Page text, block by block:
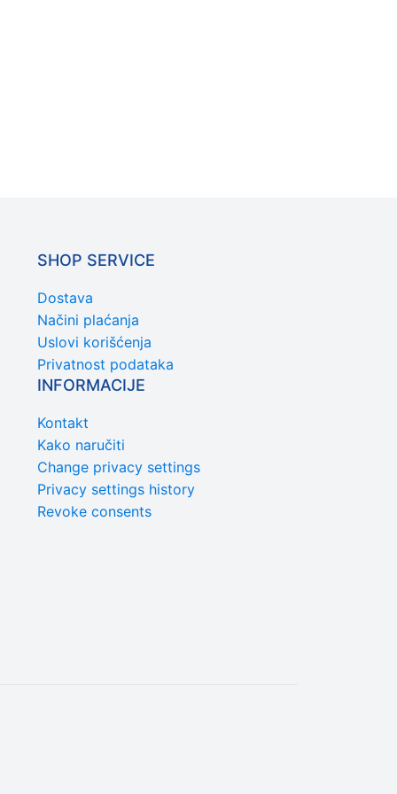
SHOP SERVICE
Dostava
Načini plaćanja
Uslovi korišćenja
Privatnost podataka
INFORMACIJE
Kontakt
Kako naručiti
Change privacy settings
Privacy settings history
Revoke consents